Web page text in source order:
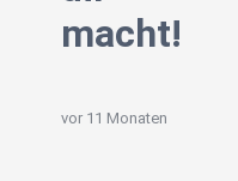
macht!
vor 11 Monaten